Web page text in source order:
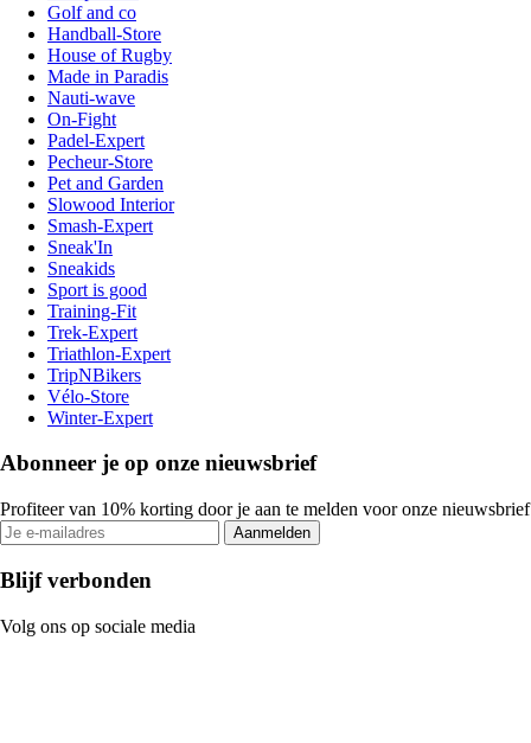
Golf and co
Handball-Store
House of Rugby
Made in Paradis
Nauti-wave
On-Fight
Padel-Expert
Pecheur-Store
Pet and Garden
Slowood Interior
Smash-Expert
Sneak'In
Sneakids
Sport is good
Training-Fit
Trek-Expert
Triathlon-Expert
TripNBikers
Vélo-Store
Winter-Expert
Abonneer je op onze nieuwsbrief
Profiteer van 10% korting door je aan te melden voor onze nieuwsbrief
Aanmelden
Blijf verbonden
Volg ons op sociale media